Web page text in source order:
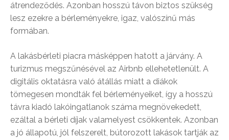
átrendeződés. Azonban hosszú távon biztos szükség
lesz ezekre a bérleményekre, igaz, valószínű más
formában.
A lakásbérleti piacra másképpen hatott a járvány. A
turizmus megszűnésével az Airbnb ellehetetlenült. A
digitális oktatásra való átállás miatt a diákok
tömegesen mondták fel bérleményeiket, így a hosszú
távra kiadó lakóingatlanok száma megnövekedett,
ezáltal a bérleti díjak valamelyest csökkentek. Azonban
a jó állapotú, jól felszerelt, bútorozott lakások tartják az